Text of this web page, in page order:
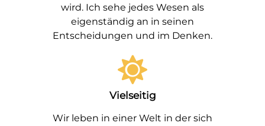
wird. Ich sehe jedes Wesen als
eigenständig an in seinen
Entscheidungen und im Denken.
Vielseitig
Wir leben in einer Welt in der sich